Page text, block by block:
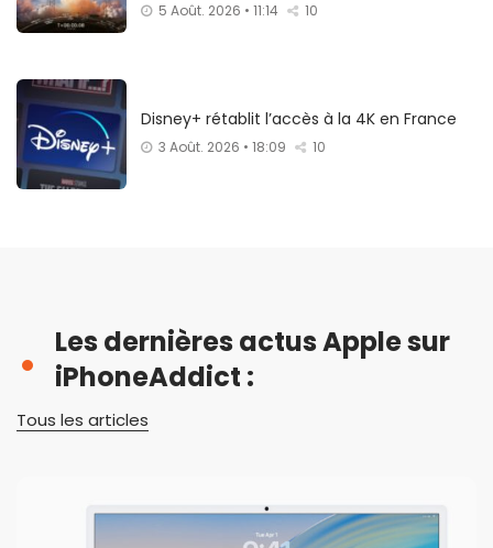
5 Août. 2026 • 11:14 10
Disney+ rétablit l’accès à la 4K en France
3 Août. 2026 • 18:09 10
Les dernières actus Apple sur
iPhoneAddict :
Tous les articles